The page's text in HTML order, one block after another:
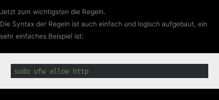
Jetzt zum wichtigsten die Regeln.
Die Syntax der Regeln ist auch einfach und logisch aufgebaut, ein
sehr einfaches Beispiel ist:
sudo ufw allow http